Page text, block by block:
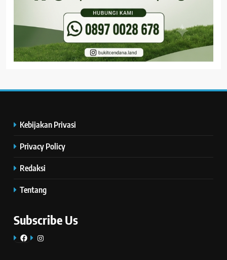
Kebijakan Privasi
Privacy Policy
Redaksi
Tentang
Subscribe Us
FacebookInstagram